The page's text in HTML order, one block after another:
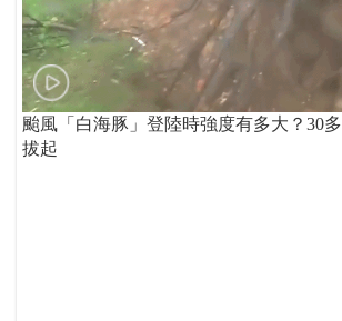
颱風「白海豚」登陸時強度有多大？30
拔起